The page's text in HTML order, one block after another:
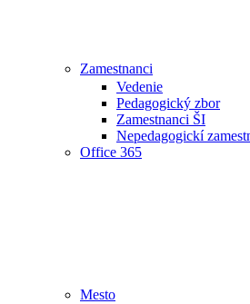
Zamestnanci
Vedenie
Pedagogický zbor
Zamestnanci ŠI
Nepedagogickí
Office 365
Mesto